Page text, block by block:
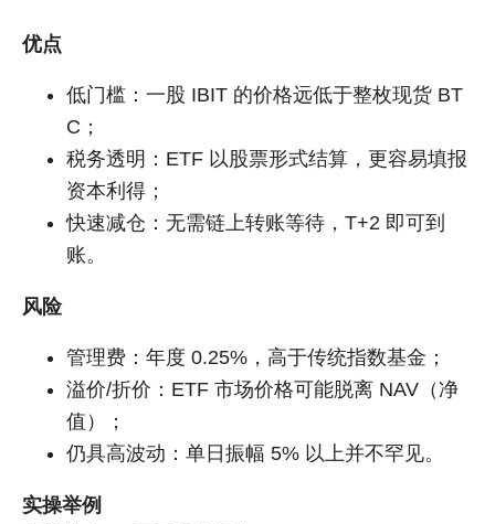
优点
低门槛：一股 IBIT 的价格远低于整枚现货 BT
C；
税务透明：ETF 以股票形式结算，更容易填报
资本利得；
快速减仓：无需链上转账等待，T+2 即可到
账。
风险
管理费：年度 0.25%，高于传统指数基金；
溢价/折价：ETF 市场价格可能脱离 NAV（净
值）；
仍具高波动：单日振幅 5% 以上并不罕见。
实操举例